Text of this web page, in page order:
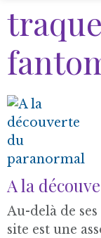
A la
Au-delà de
site est une